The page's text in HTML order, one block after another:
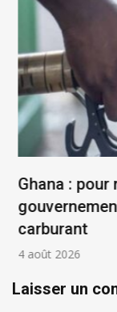
Ghana : pour
carburant
4 août 2026
Laisser un